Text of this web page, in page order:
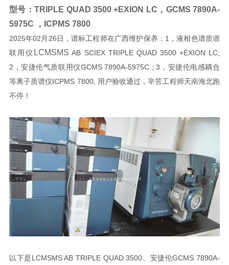
型号：TRIPLE QUAD 3500 +EXION LC，GCMS 7890A-
5975C ，ICPMS 7800
2025年02月26日，谱标工程师在广西维护保养：1，液相色谱质谱
联用仪 LCMSMS AB SCIEX TRIPLE QUAD 3500 +EXION LC;
2，安捷伦气质联用仪GCMS 7890A-5975C ; 3，安捷伦电感耦合
等离子质谱仪ICPMS 7800, 用户验收通过，辛苦工程师天南海北跑
不停！
以下是LCMSMS AB TRIPLE QUAD 3500、安捷伦GCMS 7890A-